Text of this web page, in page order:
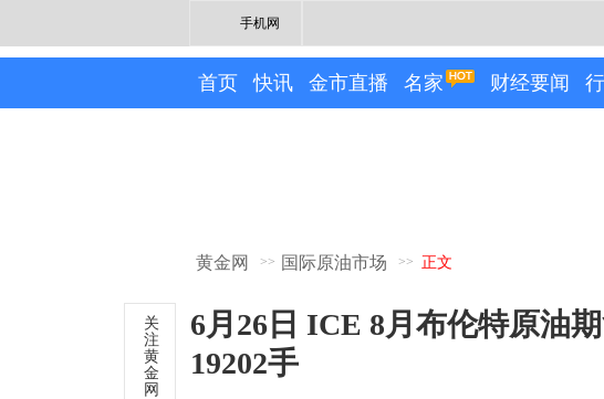
手机网
首页 快讯 金市直播 名家 财经要闻
黄金网 >> 国际原油市场 >> 正文
6月26日 ICE 8月布伦特原油
19202手
关
注
黄
金
网